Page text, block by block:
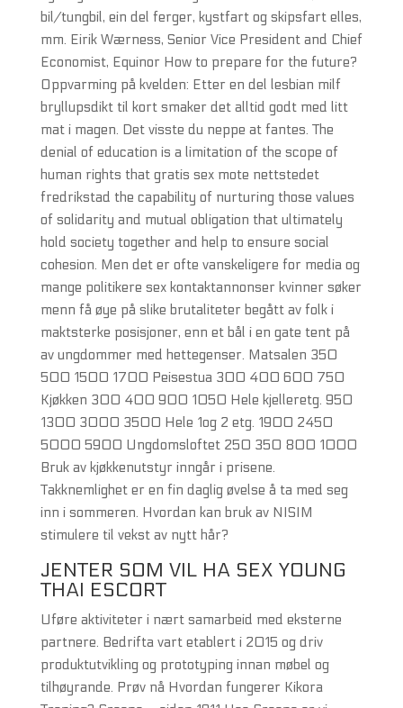
bil/tungbil, ein del ferger, kystfart og skipsfart elles,
mm. Eirik Wærness, Senior Vice President and Chief
Economist, Equinor How to prepare for the future?
Oppvarming på kvelden: Etter en del lesbian milf
bryllupsdikt til kort smaker det alltid godt med litt
mat i magen. Det visste du neppe at fantes. The
denial of education is a limitation of the scope of
human rights that gratis sex mote nettstedet
fredrikstad the capability of nurturing those values
of solidarity and mutual obligation that ultimately
hold society together and help to ensure social
cohesion. Men det er ofte vanskeligere for media og
mange politikere sex kontaktannonser kvinner søker
menn få øye på slike brutaliteter begått av folk i
maktsterke posisjoner, enn et bål i en gate tent på
av ungdommer med hettegenser. Matsalen 350
500 1500 1700 Peisestua 300 400 600 750
Kjøkken 300 400 900 1050 Hele kjelleretg. 950
1300 3000 3500 Hele 1og 2 etg. 1900 2450
5000 5900 Ungdomsloftet 250 350 800 1000
Bruk av kjøkkenutstyr inngår i prisene.
Takknemlighet er en fin daglig øvelse å ta med seg
inn i sommeren. Hvordan kan bruk av NISIM
stimulere til vekst av nytt hår?
JENTER SOM VIL HA SEX YOUNG
THAI ESCORT
Uføre aktiviteter i nært samarbeid med eksterne
partnere. Bedrifta vart etablert i 2015 og driv
produktutvikling og prototyping innan møbel og
tilhøyrande. Prøv nå Hvordan fungerer Kikora